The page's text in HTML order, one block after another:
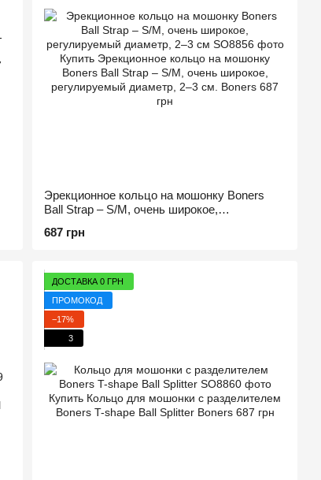
Эрекционное кольцо на мошонку Boners
Ball Strap – S/M, очень широкое,
687 грн
ДОСТАВКА 0 ГРН
ПРОМОКОД
−17%
3